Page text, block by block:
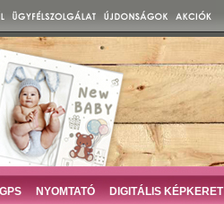
GPS NYOMTATÓ DIGITÁLIS KÉPKERET